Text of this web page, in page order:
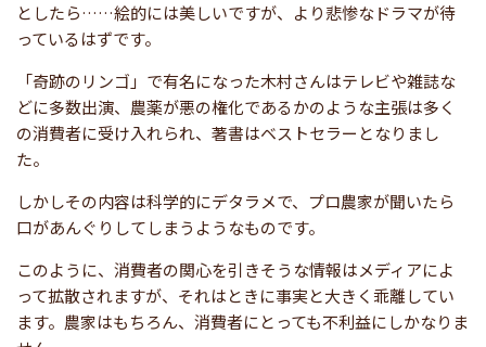
としたら……絵的には美しいですが、より悲惨なドラマが待
っているはずです。
「奇跡のリンゴ」で有名になった木村さんはテレビや雑誌な
どに多数出演、農薬が悪の権化であるかのような主張は多く
の消費者に受け入れられ、著書はベストセラーとなりまし
た。
しかしその内容は科学的にデタラメで、プロ農家が聞いたら
口があんぐりしてしまうようなものです。
このように、消費者の関心を引きそうな情報はメディアによ
って拡散されますが、それはときに事実と大きく乖離してい
ます。農家はもちろん、消費者にとっても不利益にしかなりま